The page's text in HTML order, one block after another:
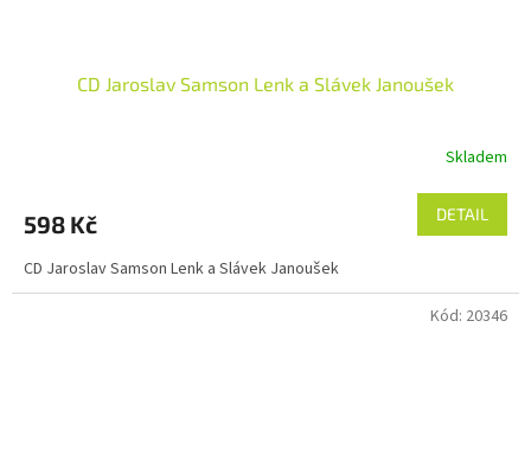
CD Jaroslav Samson Lenk a Slávek Janoušek
Skladem
598 Kč DETAIL
CD Jaroslav Samson Lenk a Slávek Janoušek
Kód: 20346